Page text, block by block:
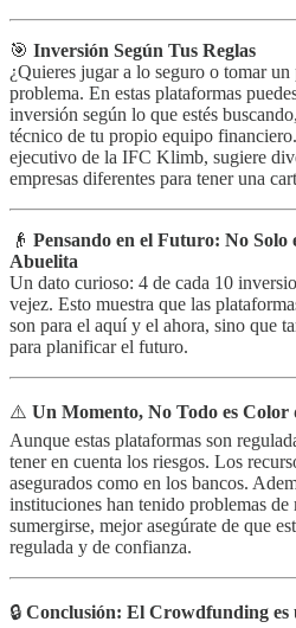
🎯 Inversión Según Tus Reglas
¿Quieres jugar a lo seguro o tomar
problema. En estas plataformas
inversión según lo que estés
técnico de tu propio equipo
ejecutivo de la IFC Klimb, sugiere
empresas diferentes para tener una
👴 Pensando en el Futuro: No Solo
Abuelita
Un dato curioso: 4 de cada 10
vejez. Esto muestra que las
son para el aquí y el ahora, sino que
para planificar el futuro.
⚠️ Un Momento, No Todo es Color
Aunque estas plataformas son
tener en cuenta los riesgos. Los
asegurados como en los bancos.
instituciones han tenido problemas de
sumergirse, mejor asegúrate de que
regulada y de confianza.
🔒 Conclusión: El Crowdfunding es